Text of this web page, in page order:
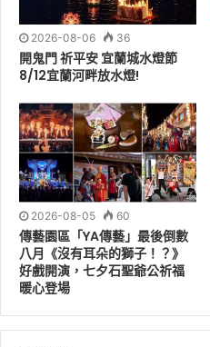
2026-08-06 36
開鬼門 祈平安 宜蘭城水燈節
8/12宜蘭河畔放水燈!
2026-08-05 60
傳藝園區「YA傳藝」最後倒數
八月《沒有耳朵的獅子！？》
好戲開演，七夕石聖爺公祈福
暖心登場